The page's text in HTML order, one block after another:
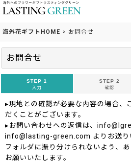
海外花ギフトHOME > お問合せ
お問合せ
STEP 1
入力
STEP 2
確認
▸現地との確認が必要な内容の場合、
だくことがございます。
▸お問い合わせへの返信は、
info@lasting-green.com よりお送り
フォルダに振り分けられないよう、
お願いいたします。